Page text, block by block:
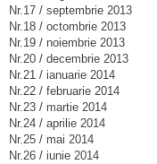
Nr.17 / septembrie 2013
Nr.18 / octombrie 2013
Nr.19 / noiembrie 2013
Nr.20 / decembrie 2013
Nr.21 / ianuarie 2014
Nr.22 / februarie 2014
Nr.23 / martie 2014
Nr.24 / aprilie 2014
Nr.25 / mai 2014
Nr.26 / iunie 2014